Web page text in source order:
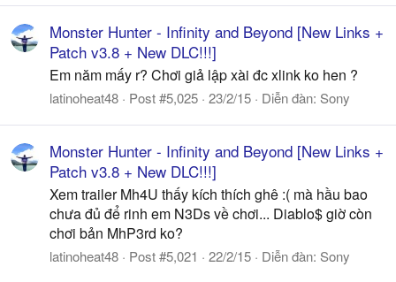
Monster Hunter - Infinity and Beyond [New Links +
Patch v3.8 + New DLC!!!]
Em năm mấy r? Chơi giả lập xài đc xlink ko hen ?
latinoheat48 Post #5,025 23/2/15 Diễn đàn: Sony
Monster Hunter - Infinity and Beyond [New Links +
Patch v3.8 + New DLC!!!]
Xem trailer Mh4U thấy kích thích ghê :( mà hầu bao
chưa đủ để rinh em N3Ds về chơi... Diablo$ giờ còn
chơi bản MhP3rd ko?
latinoheat48 Post #5,021 22/2/15 Diễn đàn: Sony